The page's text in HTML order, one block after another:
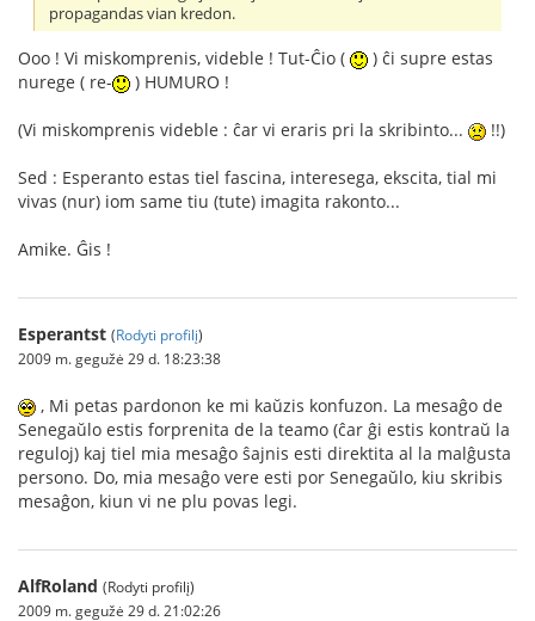
propagandas vian kredon.
Ooo ! Vi miskomprenis, videble ! Tut-Ĉio (
) ĉi supre estas
nurege ( re-
) HUMURO !
(Vi miskomprenis videble : ĉar vi eraris pri la skribinto... !!)
Sed : Esperanto estas tiel fascina, interesega, ekscita, tial mi
vivas (nur) iom same tiu (tute) imagita rakonto...
Amike. Ĝis !
Esperantst (Rodyti profilį)
2009 m. gegužė 29 d. 18:23:38
, Mi petas pardonon ke mi kaŭzis konfuzon. La mesaĝo de
Senegaŭlo estis forprenita de la teamo (ĉar ĝi estis kontraŭ la
reguloj) kaj tiel mia mesaĝo ŝajnis esti direktita al la malĝusta
persono. Do, mia mesaĝo vere esti por Senegaŭlo, kiu skribis
mesaĝon, kiun vi ne plu povas legi.
AlfRoland (Rodyti profilį)
2009 m. gegužė 29 d. 21:02:26